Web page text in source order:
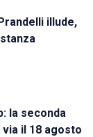
illude,
la seconda
il 18 agosto